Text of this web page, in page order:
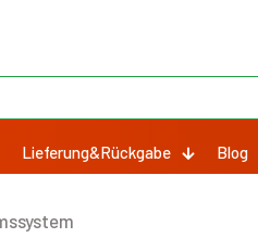
Lieferung&Rückgabe Blog